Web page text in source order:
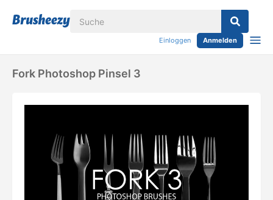
Einloggen Anmelden
Fork Photoshop Pinsel 3